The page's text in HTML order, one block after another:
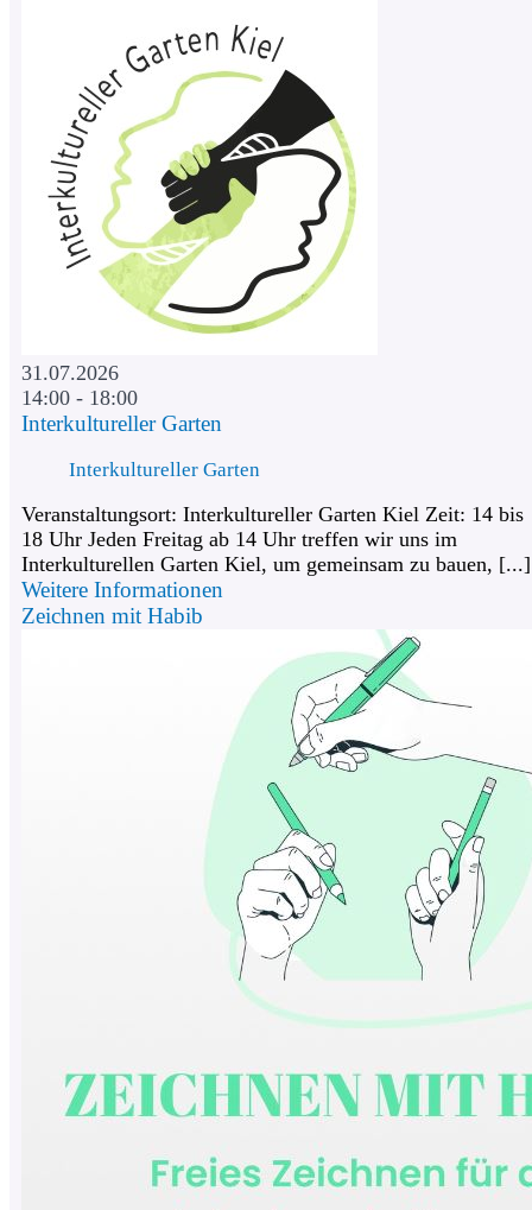
31.07.2026
14:00 - 18:00
Interkultureller Garten
Interkultureller Garten
Veranstaltungsort: Interkultureller Garten Kiel Zeit: 14 bis
18 Uhr Jeden Freitag ab 14 Uhr treffen wir uns im
Interkulturellen Garten Kiel, um gemeinsam zu bauen, [...]
Weitere Informationen
Zeichnen mit Habib